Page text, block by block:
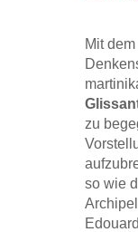
Mit
zu
so wie